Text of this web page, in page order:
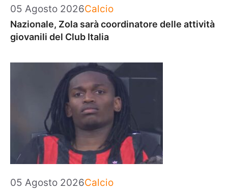
05 Agosto 2026Categorie
Calcio
Nazionale, Zola sarà coordinatore delle attività
giovanili del Club Italia
05 Agosto 2026Categorie
Calcio